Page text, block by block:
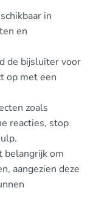
in
en
de bijsluiter voor
op met een
zoals
reacties, stop
belangrijk om
aangezien deze